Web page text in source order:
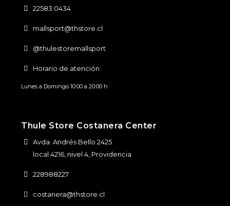
22583 0434
mallsport@thstore.cl
@thulestoremallsport
Horario de atención
Lunes a Domingo 10:00 a 20:00 h
Thule Store Costanera Center
Avda. Andrés Bello 2425
local 4216, nivel 4, Providencia
228988227
costanera@thstore.cl